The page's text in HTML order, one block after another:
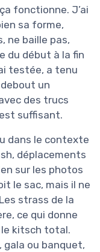
fonctionne. J’ai
sa forme,
ne baille pas,
du début à la fin
testée, a tenu
un
des trucs
suffisant.
dans le contexte
déplacements
sur les photos
le sac, mais il ne
strass de la
ce qui donne
le kitsch total.
gala ou banquet,